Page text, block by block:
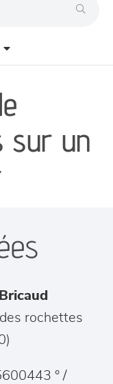
sur un
rochettes
)
° /